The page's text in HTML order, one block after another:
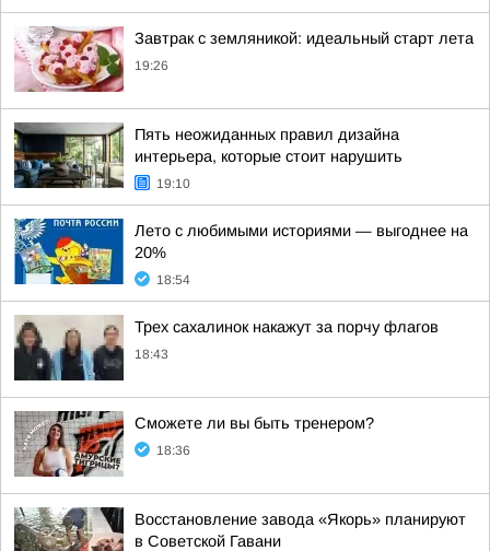
Завтрак с земляникой: идеальный старт лета
19:26
Пять неожиданных правил дизайна
интерьера, которые стоит нарушить
19:10
Лето с любимыми историями — выгоднее на
20%
18:54
Трех сахалинок накажут за порчу флагов
18:43
Сможете ли вы быть тренером?
18:36
Восстановление завода «Якорь» планируют
в Советской Гавани